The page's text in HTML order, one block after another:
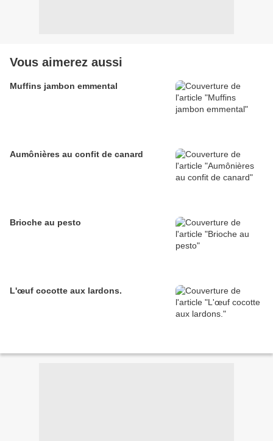
Vous aimerez aussi
Muffins jambon emmental
Aumônières au confit de canard
Brioche au pesto
L'œuf cocotte aux lardons.